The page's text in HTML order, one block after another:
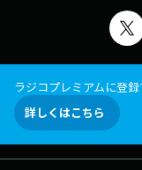
ラジコプレミアムに登
詳しくはこちら